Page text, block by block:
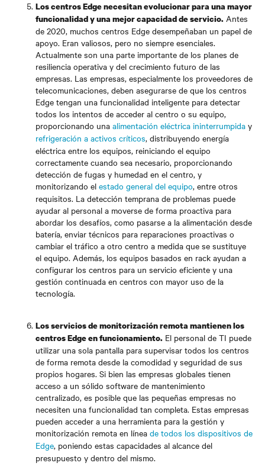
Los centros Edge necesitan evolucionar para una mayor
funcionalidad y una mejor capacidad de servicio. Antes
de 2020, muchos centros Edge desempeñaban un papel de
apoyo. Eran valiosos, pero no siempre esenciales.
Actualmente son una parte importante de los planes de
resiliencia operativa y del crecimiento futuro de las
empresas. Las empresas, especialmente los proveedores de
telecomunicaciones, deben asegurarse de que los centros
Edge tengan una funcionalidad inteligente para detectar
todos los intentos de acceder al centro o su equipo,
proporcionando una alimentación eléctrica ininterrumpida y
refrigeración a activos críticos, distribuyendo energía
eléctrica entre los equipos, reiniciando el equipo
correctamente cuando sea necesario, proporcionando
detección de fugas y humedad en el centro, y
monitorizando el estado general del equipo, entre otros
requisitos. La detección temprana de problemas puede
ayudar al personal a moverse de forma proactiva para
abordar los desafíos, como pasarse a la alimentación desde
batería, enviar técnicos para reparaciones proactivas o
cambiar el tráfico a otro centro a medida que se sustituye
el equipo. Además, los equipos basados en rack ayudan a
configurar los centros para un servicio eficiente y una
gestión continuada en centros con mayor uso de la
tecnología.
Los servicios de monitorización remota mantienen los
centros Edge en funcionamiento. El personal de TI puede
utilizar una sola pantalla para supervisar todos los centros
de forma remota desde la comodidad y seguridad de sus
propios hogares. Si bien las empresas globales tienen
acceso a un sólido software de mantenimiento
centralizado, es posible que las pequeñas empresas no
necesiten una funcionalidad tan completa. Estas empresas
pueden acceder a una herramienta para la gestión y
monitorización remota en línea de todos los dispositivos de
Edge, poniendo estas capacidades al alcance del
presupuesto y dentro del mismo.